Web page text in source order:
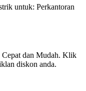
untuk: Perkantoran
Cepat dan Mudah. Klik
diskon anda.